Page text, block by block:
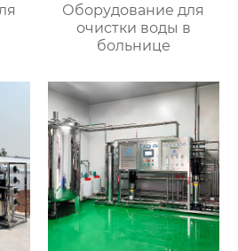
Оборудование для
очистки воды в
больнице